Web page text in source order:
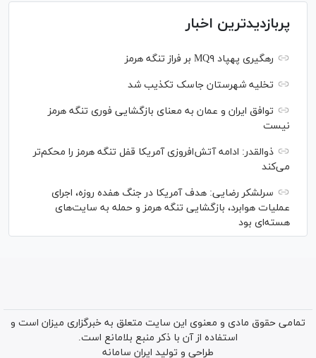
پربازدیدترین اخبار
رهگیری پهپاد MQ۹ بر فراز تنگه هرمز
تخلیه شهرستان جاسک تکذیب شد
توافق ایران و عمان به معنای بازگشایی فوری تنگه هرمز
نیست
ذوالقدر: ادامه آتش‌افروزی آمریکا قفل تنگه هرمز را محکم‌تر
می‌کند
سرلشکر رضایی: هدف آمریکا در جنگ هفده روزه، اجرای
عملیات هوابرد، بازگشایی تنگه هرمز و حمله به سایت‌های
هسته‌ای بود
تمامی حقوق مادی و معنوی این سایت متعلق به خبرگزاری میزان است و
استفاده از آن با ذکر منبع بلامانع است.
طراحی و تولید ایران سامانه